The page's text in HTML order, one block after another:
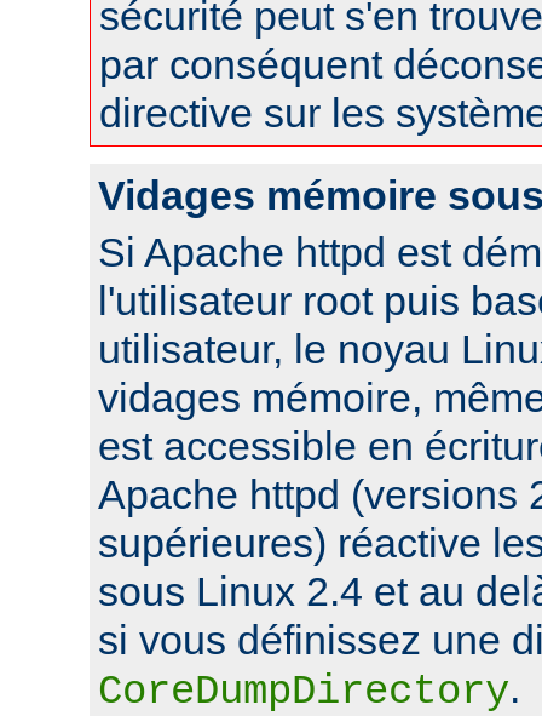
sécurité peut s'en
par conséquent
directive sur les
Vidages mémoire
Si Apache httpd est
l'utilisateur root puis
utilisateur, le noyau
vidages mémoire,
est accessible en
Apache httpd (versions
supérieures) réactive
sous Linux 2.4 et au
si vous définissez une
CoreDumpDirectory.